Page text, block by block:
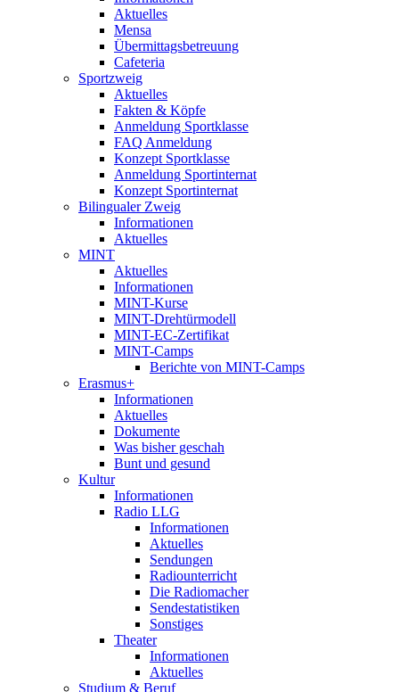
Aktuelles
Mensa
Übermittagsbetreuung
Cafeteria
Sportzweig
Aktuelles
Fakten & Köpfe
Anmeldung Sportklasse
FAQ Anmeldung
Konzept Sportklasse
Anmeldung Sportinternat
Konzept Sportinternat
Bilingualer Zweig
Informationen
Aktuelles
MINT
Aktuelles
Informationen
MINT-Kurse
MINT-Drehtürmodell
MINT-EC-Zertifikat
MINT-Camps
Berichte von MINT-Camps
Erasmus+
Informationen
Aktuelles
Dokumente
Was bisher geschah
Bunt und gesund
Kultur
Informationen
Radio LLG
Informationen
Aktuelles
Sendungen
Radiounterricht
Die Radiomacher
Sendestatistiken
Sonstiges
Theater
Informationen
Aktuelles
Studium & Beruf